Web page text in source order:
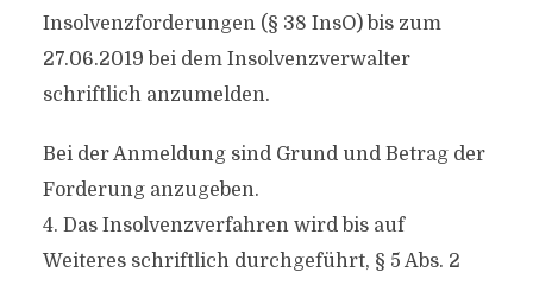
Insolvenzforderungen (§ 38 InsO) bis zum
27.06.2019 bei dem Insolvenzverwalter
schriftlich anzumelden.
Bei der Anmeldung sind Grund und Betrag der
Forderung anzugeben.
4. Das Insolvenzverfahren wird bis auf
Weiteres schriftlich durchgeführt, § 5 Abs. 2